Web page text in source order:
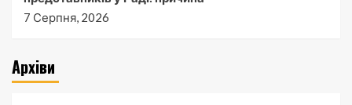
7 Серпня, 2026
Архіви